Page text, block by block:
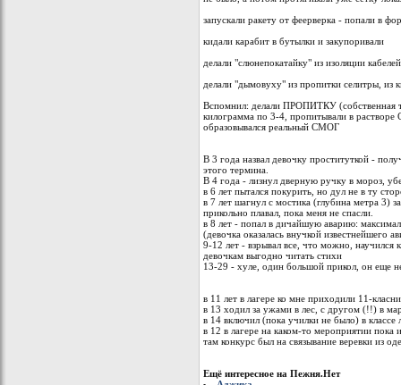
запускали ракету от феерверка - попали в
кидали карабит в бутылки и закупоривали
делали "слюнепокатайку" из изоляции
делали "дымовуху" из пропитки селитры, из
Вспомнил: делали ПРОПИТКУ (собственная
килограмма по 3-4, пропитывали в
образовывался реальный СМОГ
В 3 года назвал девочку проституткой -
этого термина.
В 4 года - лизнул дверную ручку в мороз,
в 6 лет пытался покурить, но дул не в ту
в 7 лет шагнул с мостика (глубина метра 3)
прикольно плавал, пока меня не спасли.
в 8 лет - попал в дичайшую аварию:
(девочка оказалась внучкой известнейшего
9-12 лет - взрывал все, что можно,
девочкам выгодно читать стихи
13-29 - хуле, один большой прикол, он еще
в 11 лет в лагере ко мне приходили 11-
в 13 ходил за ужами в лес, с другом (!!) в
в 14 включил (пока училки не было) в классе
в 12 в лагере на каком-то мероприятии пока
там конкурс был на связывание веревки из
Ещё интересное на Пежня.Нет